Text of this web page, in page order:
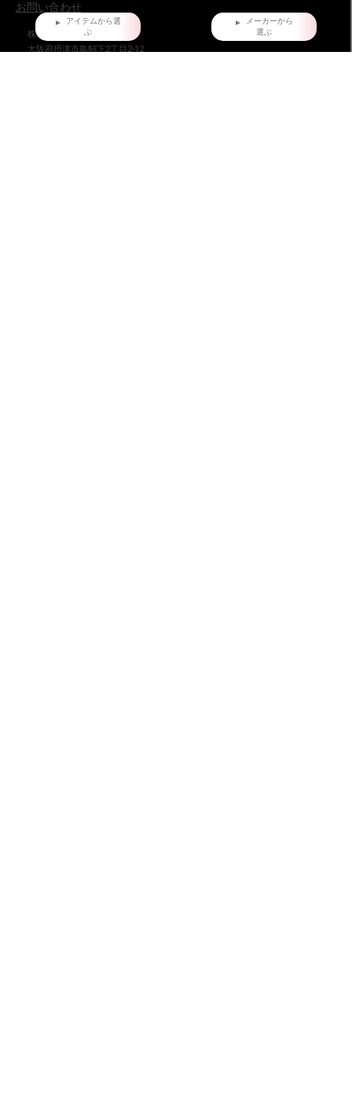
お問い合わせ
株式会社ダイマツ
大阪府摂津市鳥飼下2丁目2-12
アイテムから選
ぶ
メーカーから
選ぶ